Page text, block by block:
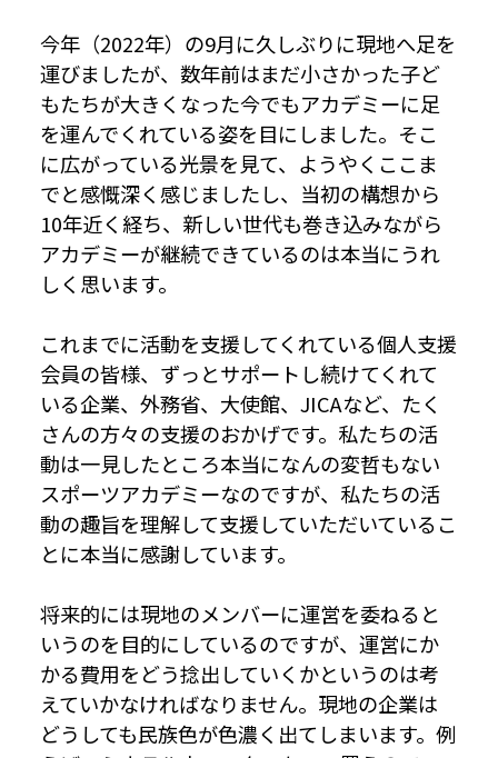
今年（2022年）の9月に久しぶりに現地へ足を
運びましたが、数年前はまだ小さかった子ど
もたちが大きくなった今でもアカデミーに足
を運んでくれている姿を目にしました。そこ
に広がっている光景を見て、ようやくここま
でと感慨深く感じましたし、当初の構想から
10年近く経ち、新しい世代も巻き込みながら
アカデミーが継続できているのは本当にうれ
しく思います。
これまでに活動を支援してくれている個人支援
会員の皆様、ずっとサポートし続けてくれて
いる企業、外務省、大使館、JICAなど、たく
さんの方々の支援のおかげです。私たちの活
動は一見したところ本当になんの変哲もない
スポーツアカデミーなのですが、私たちの活
動の趣旨を理解して支援していただいているこ
とに本当に感謝しています。
将来的には現地のメンバーに運営を委ねると
いうのを目的にしているのですが、運営にか
かる費用をどう捻出していくかというのは考
えていかなければなりません。現地の企業は
どうしても民族色が色濃く出てしまいます。例